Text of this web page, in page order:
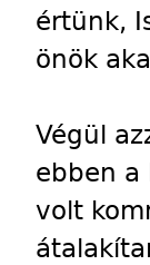
értünk,
önök
Végül
ebben a
volt